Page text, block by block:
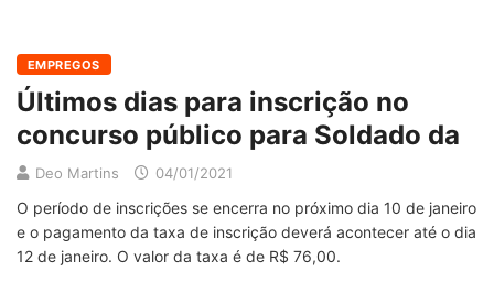
EMPREGOS
Últimos dias para inscrição no
concurso público para Soldado da
Deo Martins 04/01/2021
O período de inscrições se encerra no próximo dia 10 de janeiro
e o pagamento da taxa de inscrição deverá acontecer até o dia
12 de janeiro. O valor da taxa é de R$ 76,00.